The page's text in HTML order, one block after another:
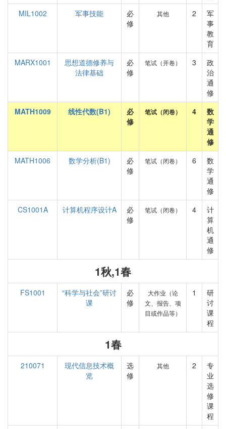
MIL1002
军事技能
必
修
其他 2
军
事
教
育
MARX1001
思想道德修养与
法律基础
必
修
笔试（开卷） 3
政
治
通
修
MATH1009
线性代数(B1)
必
修
笔试（闭卷） 4
数
学
通
修
MATH1006
数学分析(B1)
必
修
笔试（闭卷） 6
数
学
通
修
CS1001A
计算机程序设计A
必
修
笔试（闭卷） 4
计
算
机
通
修
1秋,1春
FS1001
“科学与社会”研讨
课
必
修
大作业（论
文、报告、项
目或作品等）
1
研
讨
课
程
1春
210071
现代信息技术概
览
选
修
其他 2
专
业
选
修
课
程